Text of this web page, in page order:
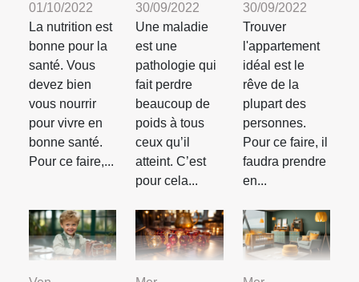
01/10/2022
La nutrition est
bonne pour la
santé. Vous
devez bien
vous nourrir
pour vivre en
bonne santé.
Pour ce faire,...
30/09/2022
Une maladie
est une
pathologie qui
fait perdre
beaucoup de
poids à tous
ceux qu’il
atteint. C’est
pour cela...
30/09/2022
Trouver
l'appartement
idéal est le
rêve de la
plupart des
personnes.
Pour ce faire, il
faudra prendre
en...